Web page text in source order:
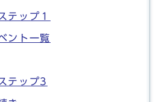
テップ１
ント一覧
テップ3